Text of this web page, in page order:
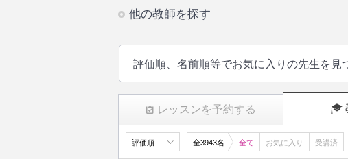
他の教師を探す
レッスンを予約する
評価順、名前順等でお気に入りの先生を見
評価順 全3943名 全て お気に入り 受講済